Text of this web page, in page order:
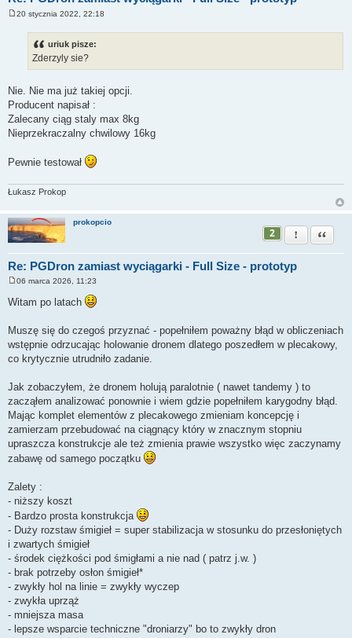
20 stycznia 2022, 22:18
uriuk pisze:
Zderzyly sie?
Nie. Nie ma już takiej opcji.
Producent napisał :
Zalecany ciąg staly max 8kg
Nieprzekraczalny chwilowy 16kg
Pewnie testował
Łukasz Prokop
prokopcio
Re: PGDron zamiast wyciągarki - Full Size - prototyp
2 Zgłoś ten post
Cytuj
o
s
06 marca 2026, 11:23
Witam po latach
Muszę się do czegoś przyznać - popełniłem poważny błąd w obliczeniach
wstępnie odrzucając holowanie dronem dlatego poszedłem w plecakowy,
co krytycznie utrudniło zadanie.
Jak zobaczyłem, że dronem holują paralotnie ( nawet tandemy ) to
zacząłem analizować ponownie i wiem gdzie popełniłem karygodny błąd.
Mając komplet elementów z plecakowego zmieniam koncepcję i
zamierzam przebudować na ciągnący który w znacznym stopniu
upraszcza konstrukcje ale też zmienia prawie wszystko więc zaczynamy
zabawę od samego początku
Zalety :
- niższy koszt
- Bardzo prosta konstrukcja
- Duży rozstaw śmigieł = super stabilizacja w stosunku do przesłoniętych
i zwartych śmigieł
- środek ciężkości pod śmigłami a nie nad ( patrz j.w. )
- brak potrzeby osłon śmigieł*
- zwykły hol na linie = zwykły wyczep
- zwykła uprząż
- mniejsza masa
- lepsze wsparcie techniczne "droniarzy" bo to zwykły dron